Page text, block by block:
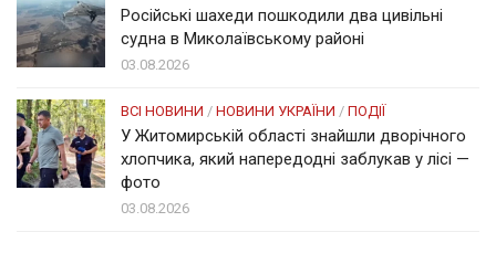
Російські шахеди пошкодили два цивільні
судна в Миколаївському районі
03.08.2026
ВСІ НОВИНИ / НОВИНИ УКРАЇНИ / ПОДІЇ
У Житомирській області знайшли дворічного
хлопчика, який напередодні заблукав у лісі —
фото
03.08.2026